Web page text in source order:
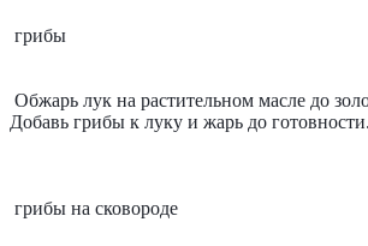
грибы
Обжарь лук на растительном масле до
Добавь грибы к луку и жарь до готовности.
грибы на сковороде